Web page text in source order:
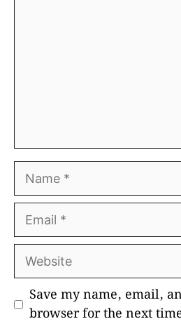
Name
Email
Website
Save my name, email,
browser for the next